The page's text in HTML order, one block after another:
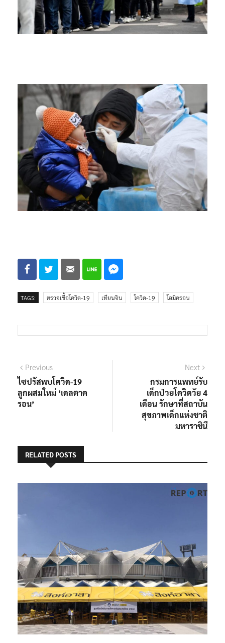
TAGS: ตรวจเชื้อโควิด-19 เทียนจิน โควิด-19 โอมิครอน
แนะแนว
เรื่อง
PreviousPrevious
post:
ไซปรัสพบโควิด-19
ลูกผสมใหม่ ‘เดลตาค
รอน’
Next
post:
กรมการแพทย์รับ
เด็กป่วยโควิดวัย 4
เดือน รักษาที่สถาบัน
สุขภาพเด็กแห่งชาติ
มหาราชินี
RELATED POSTS